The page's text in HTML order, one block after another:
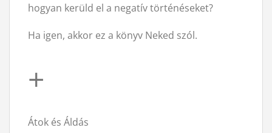
hogyan kerüld el a negatív történéseket?
Ha igen, akkor ez a könyv Neked szól.
+
Átok és Áldás